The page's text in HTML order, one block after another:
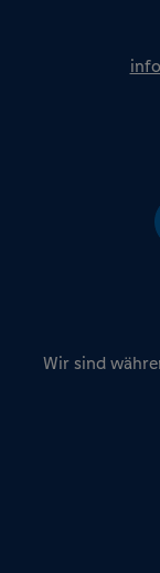
Wir sind